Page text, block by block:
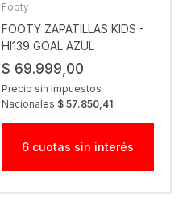
Footy
FOOTY ZAPATILLAS KIDS -
HI139 GOAL AZUL
$ 69.999,00
Precio sin Impuestos
Nacionales $ 57.850,41
6 cuotas sin interés